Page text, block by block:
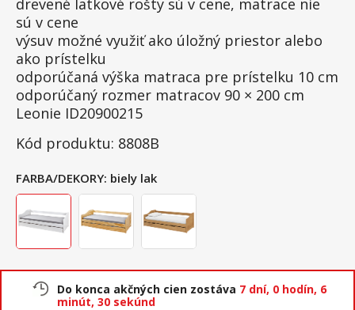
drevené latkové rošty sú v cene, matrace nie
sú v cene
výsuv možné využiť ako úložný priestor alebo
ako prístelku
odporúčaná výška matraca pre prístelku 10 cm
odporúčaný rozmer matracov 90 × 200 cm
Leonie ID20900215
Kód produktu: 8808B
FARBA/DEKORY: biely lak
Do konca akčných cien zostáva 7 dní, 0 hodín, 6
minút, 30 sekúnd